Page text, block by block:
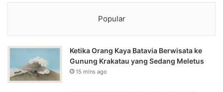
Popular
Ketika Orang Kaya Batavia Berwisata ke
Gunung Krakatau yang Sedang Meletus
15 mins ago